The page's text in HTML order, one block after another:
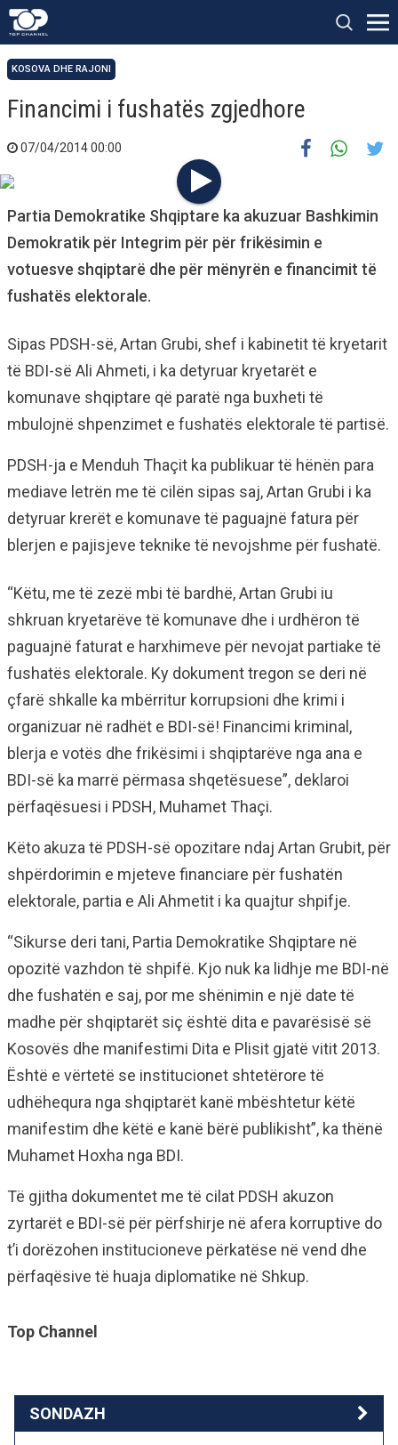
KOSOVA DHE RAJONI
Financimi i fushatës zgjedhore
07/04/2014 00:00
Partia Demokratike Shqiptare ka akuzuar Bashkimin
Demokratik për Integrim për për frikësimin e
votuesve shqiptarë dhe për mënyrën e financimit të
fushatës elektorale.
Sipas PDSH-së, Artan Grubi, shef i kabinetit të kryetarit
të BDI-së Ali Ahmeti, i ka detyruar kryetarët e
komunave shqiptare që paratë nga buxheti të
mbulojnë shpenzimet e fushatës elektorale të partisë.
PDSH-ja e Menduh Thaçit ka publikuar të hënën para
mediave letrën me të cilën sipas saj, Artan Grubi i ka
detyruar krerët e komunave të paguajnë fatura për
blerjen e pajisjeve teknike të nevojshme për fushatë.
“Këtu, me të zezë mbi të bardhë, Artan Grubi iu
shkruan kryetarëve të komunave dhe i urdhëron të
paguajnë faturat e harxhimeve për nevojat partiake të
fushatës elektorale. Ky dokument tregon se deri në
çfarë shkalle ka mbërritur korrupsioni dhe krimi i
organizuar në radhët e BDI-së! Financimi kriminal,
blerja e votës dhe frikësimi i shqiptarëve nga ana e
BDI-së ka marrë përmasa shqetësuese”, deklaroi
përfaqësuesi i PDSH, Muhamet Thaçi.
Këto akuza të PDSH-së opozitare ndaj Artan Grubit, për
shpërdorimin e mjeteve financiare për fushatën
elektorale, partia e Ali Ahmetit i ka quajtur shpifje.
“Sikurse deri tani, Partia Demokratike Shqiptare në
opozitë vazhdon të shpifë. Kjo nuk ka lidhje me BDI-në
dhe fushatën e saj, por me shënimin e një date të
madhe për shqiptarët siç është dita e pavarësisë së
Kosovës dhe manifestimi Dita e Plisit gjatë vitit 2013.
Është e vërtetë se institucionet shtetërore të
udhëhequra nga shqiptarët kanë mbështetur këtë
manifestim dhe këtë e kanë bërë publikisht”, ka thënë
Muhamet Hoxha nga BDI.
Të gjitha dokumentet me të cilat PDSH akuzon
zyrtarët e BDI-së për përfshirje në afera korruptive do
t’i dorëzohen institucioneve përkatëse në vend dhe
përfaqësive të huaja diplomatike në Shkup.
Top Channel
SONDAZH